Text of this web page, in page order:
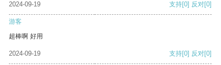
2024-09-19
支持[0] 反对[0]
游客
超棒啊 好用
2024-09-19 支持[0] 反对[0]